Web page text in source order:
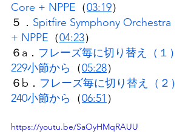
Core + NPPE （03:19）
５． Spitfire Symphony Orchestra
+ NPPE （04:23）
６a． フレーズ毎に切り替え（１）
229小節から （05:28）
６b． フレーズ毎に切り替え（２）
240小節から （06:51 ）
https://youtu.be/SaOyHMqRAUU